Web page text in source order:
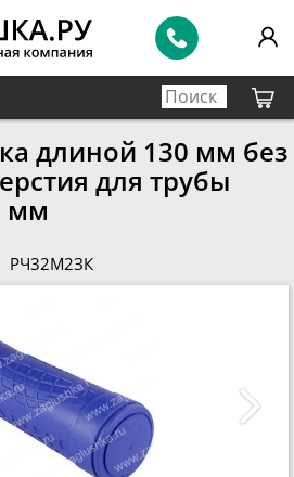
длиной 130 мм без
для трубы
мм
РЧ32М2ЗК